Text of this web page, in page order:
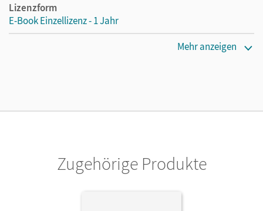
Lizenzform
E-Book Einzellizenz - 1 Jahr
Privatpersonen, die nur mit dem E-Book arbeiten.
Herausgeber/-in
Mehr anzeigen
Zugehörige Produkte